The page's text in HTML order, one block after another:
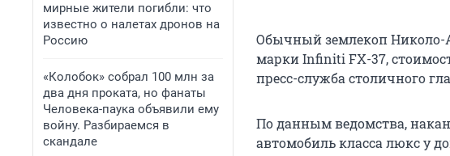
мирные жители погибли: что
известно о налетах дронов на
Россию
«Колобок» собрал 100 млн за
два дня проката, но фанаты
Человека-паука объявили ему
войну. Разбираемся в
скандале
Обычный землекоп
марки Infiniti FХ-37,
пресс-служба столичного
По данным ведомства,
автомобиль класса люкс у